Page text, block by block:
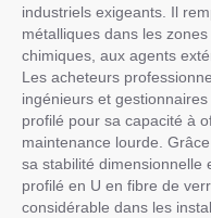
industriels exigeants. Il
métalliques dans les
chimiques, aux agents
Les acheteurs
ingénieurs et
profilé pour sa capacité à
maintenance lourde.
sa stabilité dimensionnelle
profilé en U en fibre de
considérable dans les